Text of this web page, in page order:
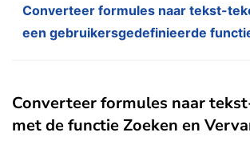
Converteer formules naar tekst-
een gebruikersgedefinieerde
Converteer formules naar
met de functie Zoeken en